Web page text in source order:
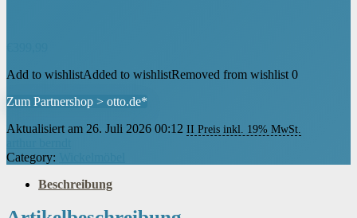
Add to wishlistAdded to wishlistRemoved from wishlist 0
Zum Partnershop > otto.de*
Aktualisiert am 26. Juli 2026 00:12 II Preis inkl. 19% MwSt.
Category:
Beschreibung